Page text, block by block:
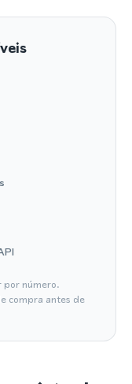
por número.
compra antes de